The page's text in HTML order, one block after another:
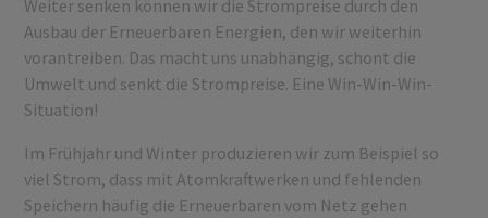
Weiter senken können wir die Strompreise durch den
Ausbau der Erneuerbaren Energien, den wir weiterhin
vorantreiben. Das macht uns unabhängig, schont die
Umwelt und senkt die Strompreise. Eine Win-Win-Win-
Situation!
Im Frühjahr und Winter produzieren wir zum Beispiel so
viel Strom, dass mit Atomkraftwerken und fehlenden
Speichern häufig die Erneuerbaren vom Netz gehen